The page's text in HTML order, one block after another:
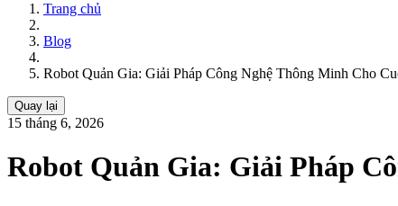
Trang chủ
Blog
Robot Quản Gia: Giải Pháp Công Nghệ Thông Minh Cho
Quay lại
15 tháng 6, 2026
Robot Quản Gia: Giải Pháp